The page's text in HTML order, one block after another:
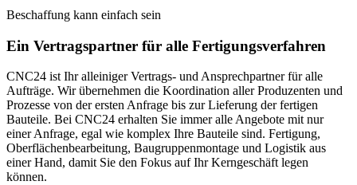
Beschaffung kann einfach sein
Ein Vertragspartner für alle Fertigungsverfahren
CNC24 ist Ihr alleiniger Vertrags- und Ansprechpartner für alle
Aufträge. Wir übernehmen die Koordination aller Produzenten und
Prozesse von der ersten Anfrage bis zur Lieferung der fertigen
Bauteile. Bei CNC24 erhalten Sie immer alle Angebote mit nur
einer Anfrage, egal wie komplex Ihre Bauteile sind. Fertigung,
Oberflächenbearbeitung, Baugruppenmontage und Logistik aus
einer Hand, damit Sie den Fokus auf Ihr Kerngeschäft legen
können.